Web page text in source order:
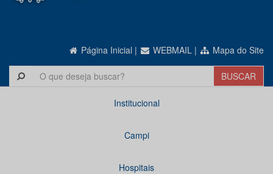
Página Inicial | WEBMAIL | Mapa do Site
Institucional
Campi
Hospitais